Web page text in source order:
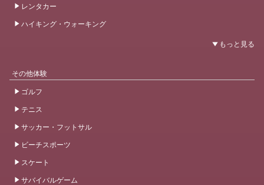
レンタカー
ハイキング・ウォーキング
その他体験
ゴルフ
テニス
サッカー・フットサル
ビーチスポーツ
スケート
サバイバルゲーム